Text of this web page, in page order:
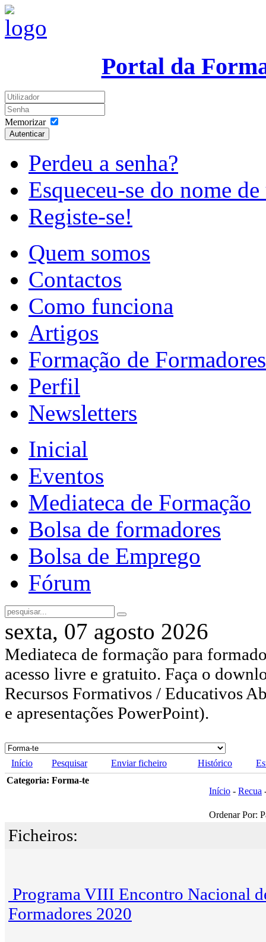
Portal da
Memorizar
Autenticar
Perdeu a senha?
Esqueceu-se do nome
Registe-se!
Quem somos
Contactos
Como funciona
Artigos
Formação de Formadores
Perfil
Newsletters
Inicial
Eventos
Mediateca de Formação
Bolsa de formadores
Bolsa de Emprego
Fórum
sexta, 07 agosto 2026
Mediateca de formação para
acesso livre e gratuito. Faça o
Recursos Formativos / Educativos
e apresentações PowerPoint).
Início Pesquisar Enviar ficheiro Histórico
Categoria: Forma-te
Início - Recua
Ordenar Por:
Ficheiros:
Programa VIII Encontro Nacional
Formadores 2020